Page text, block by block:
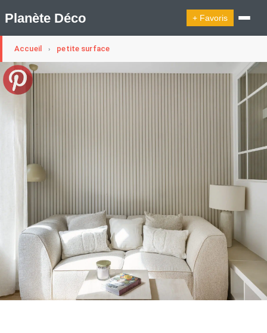
Planète Déco + Favoris
🛍︎ Shop Planète Déco
Maison En Ville
Tendance
La Décoration Selon Votre Signe Astrologique
Les Trouvailles Déco Du Jour
Loft
Maison Appartement Écologique
Maison Container/container House
Maison D'hôtes
Maison Et Appartement Vintage
On Décode La Déco
Petite Surface
Piscine Question De Style
Renovation
Revue De Week End
Tiny House
Accueil › petite surface